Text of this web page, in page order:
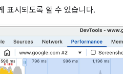
표시되도록 할 수 있습니다.